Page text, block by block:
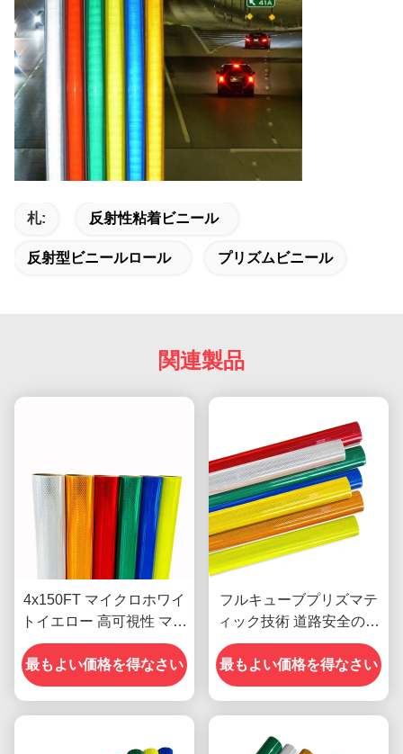
札: 反射性粘着ビニール
反射型ビニールロール プリズムビニール
関連製品
4x150FT マイクロホワイ
トイエロー 高可視性 マイ
クロダイヤモンドグレー
ド 反射シートフィルム 交
通標識用ビニール ODM
最もよい価格を得なさい
フルキューブプリズマテ
ィック技術 道路安全のた
めの10年間のパフォーマ
ンス寿命を持つダイヤモ
ンドグレードの反射シー
最もよい価格を得なさい